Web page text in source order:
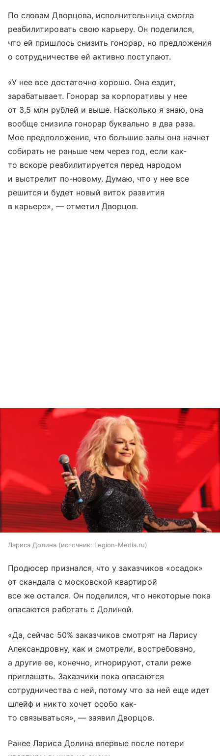
По словам Дворцова, исполнительница смогла
реабилитировать свою карьеру. Он поделился,
что ей пришлось снизить гонорар, но предложения
о сотрудничестве ей активно поступают.
«У нее все достаточно хорошо. Она ездит,
зарабатывает. Гонорар за корпоративы у нее
от 3,5 млн рублей и выше. Насколько я знаю, она
вообще снизила гонорар буквально в два раза.
Мое предположение, что большие залы она начнет
собирать не раньше чем через год, если как-
то вскоре реабилитируется перед народом
и выстрелит по-новому. Думаю, что у нее все
решится и будет новый виток развития
в карьере», — отметил Дворцов.
Лариса Долина источник: Legion-Media.ru
Продюсер признался, что у заказчиков «осадок»
от скандала с московской квартирой
все же остался. Он поделился, что некоторые пока
опасаются работать с Долиной.
«Да, сейчас 50% заказчиков смотрят на Ларису
Александровну, как и смотрели, востребовано,
а другие ее, конечно, игнорируют, стали реже
приглашать. Заказчики пока опасаются
сотрудничества с ней, потому что за ней еще идет
шлейф и никто хочет особо как-
то связываться», — заявил Дворцов.
Ранее Лариса Долина впервые после потери